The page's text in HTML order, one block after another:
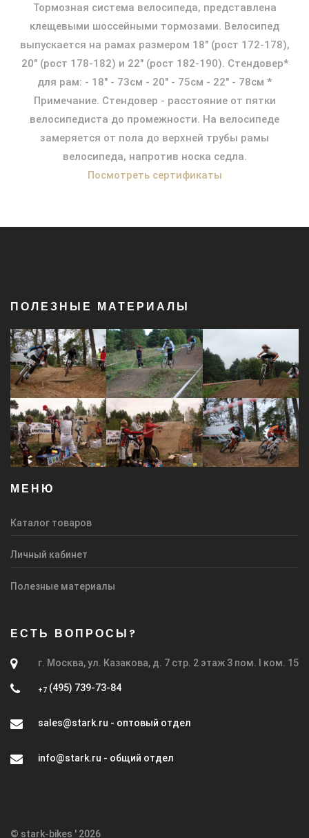
Тормозная система велосипеда, представлена
клещевыми шоссейными тормозами. Велосипед
выпускается на рамах размером 18" (рост 172-178),
20" (рост 178-182) и 22" (рост 182-190). Стендовер*
для рам: - 18" - 73см - 20" - 75см - 22" - 78см *
Примечание. Стендовер - расстояние от пятки
велосипедиста до промежности. На велосипеде
замеряется от пола до верхней трубы рамы
велосипеда, напротив носка седла.
Посмотреть сертификаты
ПОЛЕЗНЫЕ МАТЕРИАЛЫ
МЕНЮ
Каталог товаров
Личный кабинет
Полезные материалы
ЕСТЬ ВОПРОСЫ?
г. Москва, ул. Казакова, д. 7 стр. 2 этаж 3 пом. I ком. 15
+7 (495) 739-73-84
sales@stark.ru - оптовый отдел
info@stark.ru - общий отдел
© stark-bikes ' 2026